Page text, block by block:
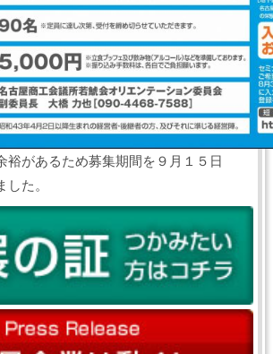
があるため募集期間を９月１５日
した。